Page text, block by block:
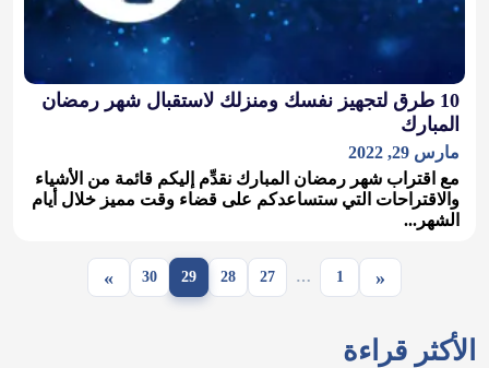
10 طرق لتجهيز نفسك ومنزلك لاستقبال شهر رمضان
المبارك
مارس 29, 2022
مع اقتراب شهر رمضان المبارك نقدِّم إليكم قائمة من الأشياء
والاقتراحات التي ستساعدكم على قضاء وقت مميز خلال أيام
الشهر...
«
1
…
27
28
29
30
»